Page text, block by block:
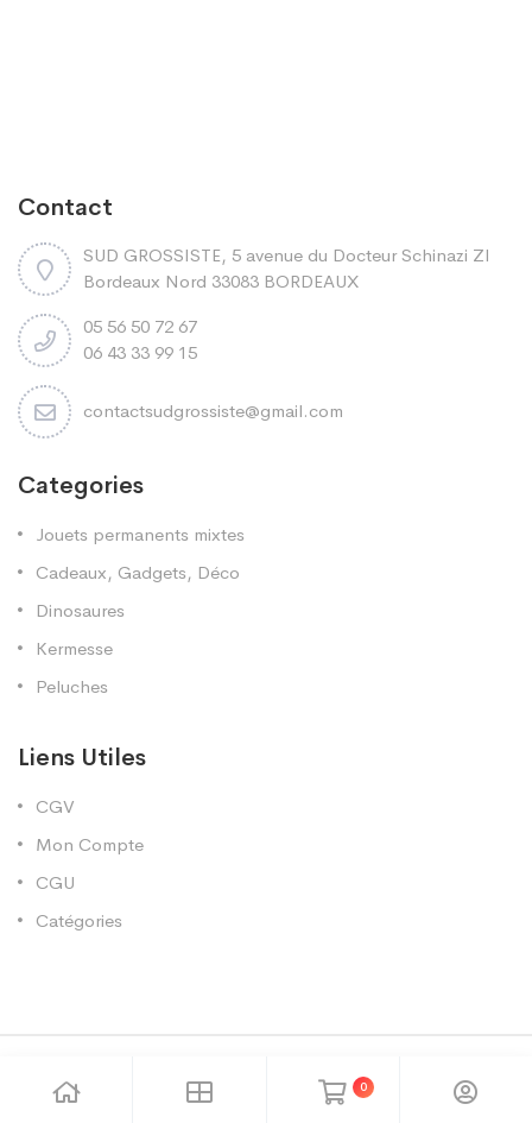
Contact
SUD GROSSISTE, 5 avenue du Docteur Schinazi ZI
Bordeaux Nord 33083 BORDEAUX
05 56 50 72 67
06 43 33 99 15
contactsudgrossiste@gmail.com
Categories
Jouets permanents mixtes
Cadeaux, Gadgets, Déco
Dinosaures
Kermesse
Peluches
Liens Utiles
CGV
Mon Compte
CGU
Catégories
Copyright 2025 Sud Grossiste
0